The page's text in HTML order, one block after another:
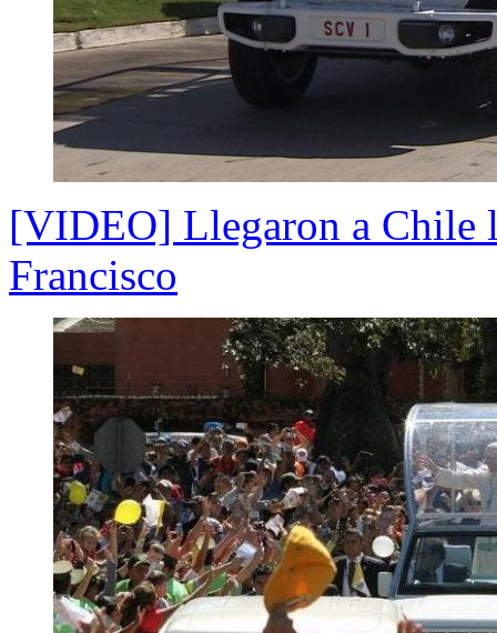
[VIDEO] Llegaron a Chile
Francisco